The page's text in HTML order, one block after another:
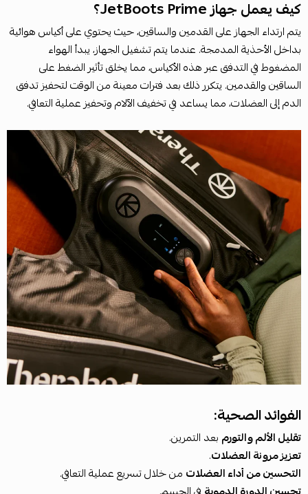
كيف يعمل جهاز JetBoots Prime؟
يتم ارتداء الجهاز على القدمين والساقين، حيث يحتوي على أكياس هوائية
بداخل الأحذية المدمجة. عندما يتم تشغيل الجهاز، يبدأ الهواء
المضغوط في التدفق عبر هذه الأكياس، مما يخلق تأثير الضغط على
الساقين والقدمين. يتكرر ذلك بعد فترات معينة من الوقت لتحفيز تدفق
الدم إلى العضلات، مما يساعد في تخفيف الآلام وتحفيز عملية التعافي.
الفوائد الصحية:
تقليل الألم والتورم بعد التمرين.
تعزيز مرونة العضلات.
التحسين من أداء العضلات من خلال تسريع عملية التعافي.